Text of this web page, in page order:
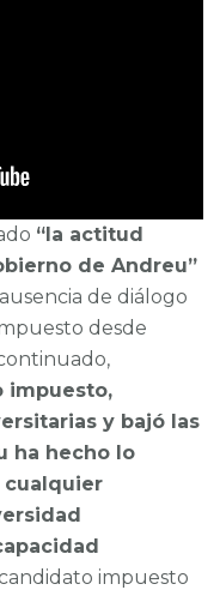
“la actitud
de Andreu”
de diálogo
desde
impuesto,
y bajó las
ha hecho lo
cualquier
impuesto